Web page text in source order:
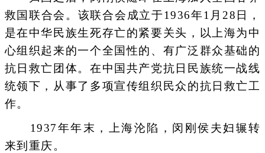
救国联合会。该联合会成立于1936年1月28日，
是在中华民族生死存亡的紧要关头，以上海为中
心组织起来的一个全国性的、有广泛群众基础的
抗日救亡团体。在中国共产党抗日民族统一战线
统领下，从事了多项宣传组织民众的抗日救亡工
作。
1937年年末，上海沦陷，闵刚侯夫妇辗转
来到重庆。